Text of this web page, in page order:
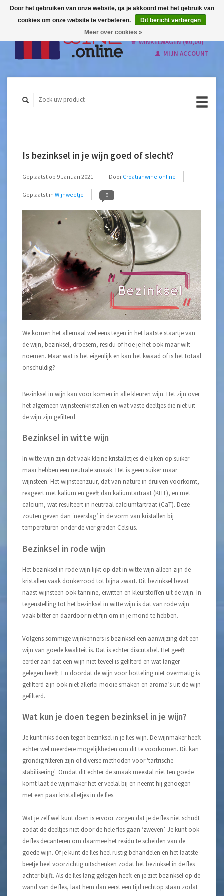
Nederlands
WINKELWAGEN (€0,00)
MIJN ACCOUNT
Is bezinksel in je wijn goed of slecht?
Geplaatst op 9 Januari 2021 Door Croatianwine.online
Geplaatst in Wijnweetje 0
We komen het allemaal wel eens tegen in het laatste staartje van
de wijn, bezinksel, droesem, residu of hoe je het ook maar wilt
noemen. Maar wat is het eigenlijk en kan het kwaad of is het totaal
onschuldig?
Bezinksel in wijn kan voor komen in alle kleuren wijn. Het zijn over
het algemeen wijnsteenkristallen en wat vaste deeltjes die niet uit
de wijn zijn gefilterd.
Bezinksel in witte wijn
In witte wijn zijn dat vaak kleine kristalletjes die lijken op suiker
maar hebben een neutrale smaak. Het is geen suiker maar
wijnsteen. Het wijnsteenzuur, dat van nature in druiven voorkomt,
reageert met kalium en geeft dan kaliumtartraat (KHT), en met
calcium, wat resulteert in neutraal calciumtartraat (CaT). Deze
zouten geven dan ‘neerslag’ in de vorm van kristallen bij
temperaturen onder de vier graden Celsius.
Bezinksel in rode wijn
Het bezinksel in rode wijn lijkt op dat in witte wijn alleen zijn de
kristallen vaak donkerrood tot bijna zwart. Dit bezinksel bevat
naast wijnsteen ook tannine, eiwitten en kleurstoffen uit de wijn. In
tegenstelling tot het bezinksel in witte wijn is dat van rode wijn
vaak bitter en daardoor niet fijn om in je mond te hebben.
Volgens sommige wijnkenners is bezinksel een aanwijzing dat een
wijn van goede kwaliteit is. Dat is echter discutabel. Het geeft
eerder aan dat een wijn niet teveel is gefilterd en wat langer
gelegen heeft. En doordat de wijn voor botteling niet overmatig is
gefilterd zijn ook niet allerlei mooie smaken en aroma’s uit de wijn
gefilterd.
Wat kun je doen tegen bezinksel in je wijn?
Je kunt niks doen tegen bezinksel in je fles wijn. De wijnmaker heeft
echter wel meerdere mogelijkheden om dit te voorkomen. Dit kan
grondig filteren zijn of diverse methoden voor 'tartrische
stabilisering'. Omdat dit echter de smaak meestal niet ten goede
komt laat de wijnmaker het er veelal bij en neemt hij genoegen
met een paar kristalletjes in de fles.
Wat je zelf wel kunt doen is ervoor zorgen dat je de fles niet schudt
zodat de deeltjes niet door de hele fles gaan ‘zweven’. Je kunt ook
de fles decanteren om daarmee het residu te scheiden van de
goede wijn. Of je kunt de fles heel rustig behandelen en het laatste
beetje heel voorzichtig uitschenken zodat het bezinksel in de fles
achter blijft. Als de fles lang gelegen heeft en je ziet bezinksel op de
wand van de fles, laat hem dan eerst een tijd rechtop staan zodat
Door het gebruiken van onze website, ga je akkoord met het gebruik van
cookies om onze website te verbeteren.
Dit bericht verbergen
Meer over cookies »